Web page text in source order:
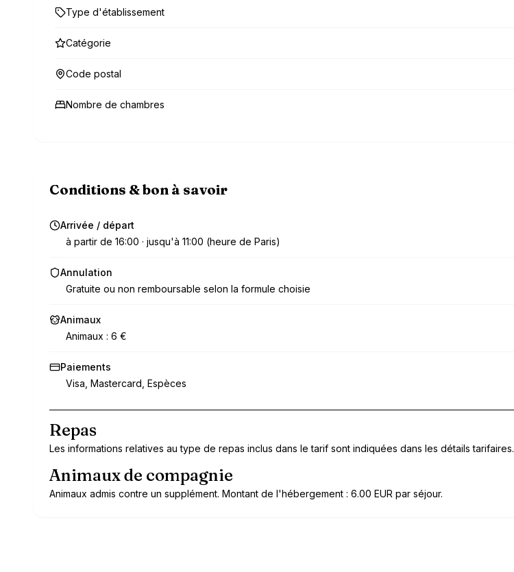
Type d'établissement
Catégorie
Code postal
Nombre de chambres
Conditions & bon à savoir
Arrivée / départ
à partir de 16:00 · jusqu'à 11:00 (heure de Paris)
Annulation
Gratuite ou non remboursable selon la formule choisie
Animaux
Animaux : 6 €
Paiements
Visa, Mastercard, Espèces
Repas
Les informations relatives au type de repas inclus dans le tarif sont indiquées dans les détails tarifaires.
Animaux de compagnie
Animaux admis contre un supplément. Montant de l'hébergement : 6.00 EUR par séjour.